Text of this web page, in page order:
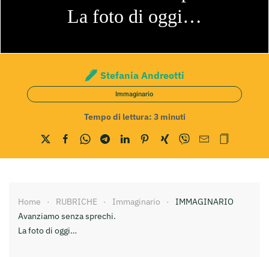
La foto di oggi…
Stefania Andreotti
Immaginario
Tempo di lettura: 3 minuti
Home RUBRICHE Immaginario
IMMAGINARIO
Avanziamo senza sprechi.
La foto di oggi…